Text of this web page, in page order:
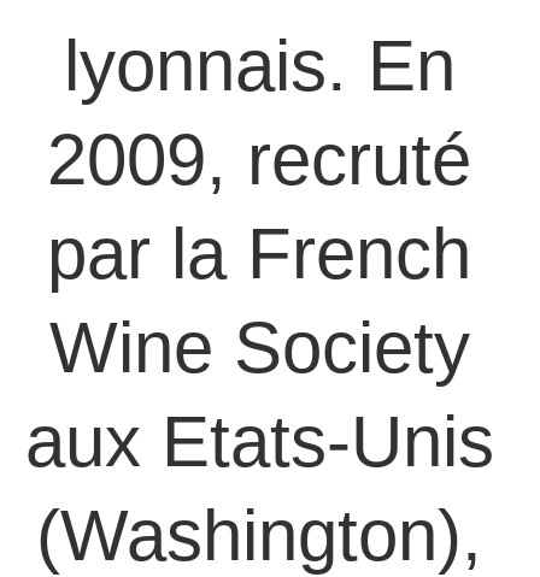
lyonnais. En
2009, recruté
par la French
Wine Society
aux Etats-Unis
(Washington),